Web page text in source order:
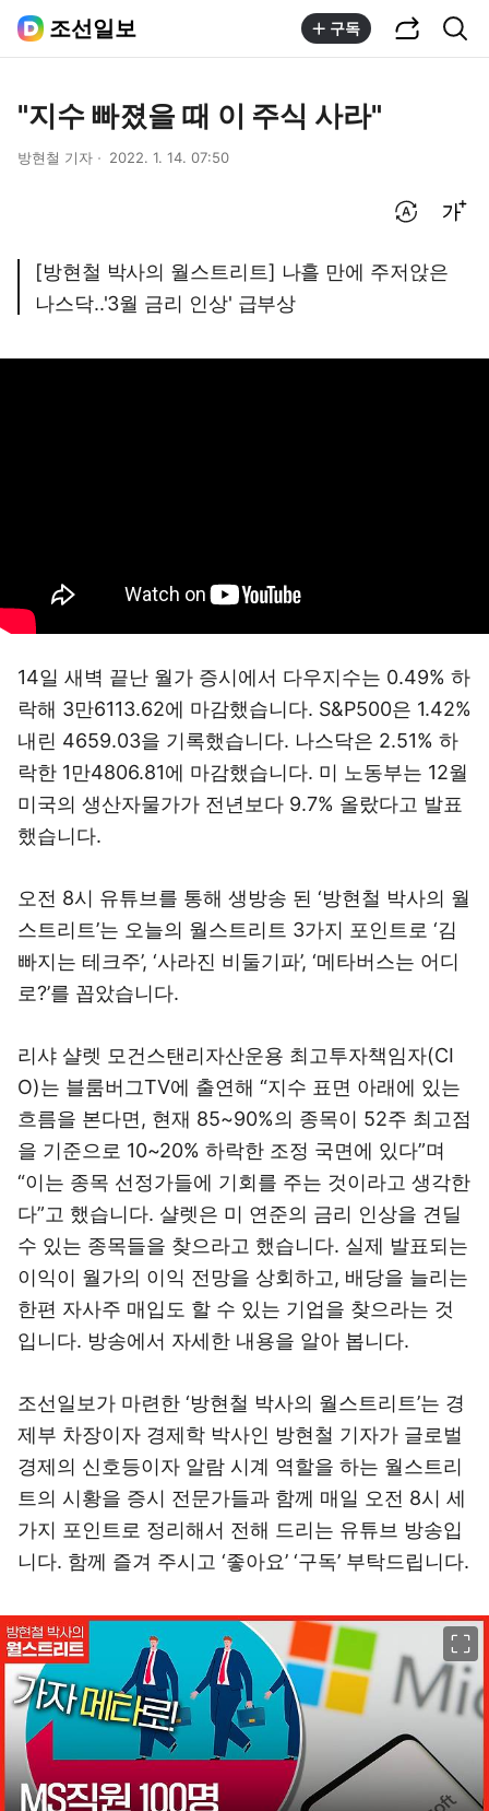
조선일보 구독
"지수 빠졌을 때 이 주식 사라"
방현철 기자 2022. 1. 14. 07:50
[방현철 박사의 월스트리트] 나흘 만에 주저앉은
나스닥..'3월 금리 인상' 급부상
14일 새벽 끝난 월가 증시에서 다우지수는 0.49% 하
락해 3만6113.62에 마감했습니다. S&P500은 1.42%
내린 4659.03을 기록했습니다. 나스닥은 2.51% 하
락한 1만4806.81에 마감했습니다. 미 노동부는 12월
미국의 생산자물가가 전년보다 9.7% 올랐다고 발표
했습니다.
오전 8시 유튜브를 통해 생방송 된 ‘방현철 박사의 월
스트리트’는 오늘의 월스트리트 3가지 포인트로 ‘김
빠지는 테크주’, ‘사라진 비둘기파’, ‘메타버스는 어디
로?’를 꼽았습니다.
리샤 샬렛 모건스탠리자산운용 최고투자책임자(CI
O)는 블룸버그TV에 출연해 “지수 표면 아래에 있는
흐름을 본다면, 현재 85~90%의 종목이 52주 최고점
을 기준으로 10~20% 하락한 조정 국면에 있다”며
“이는 종목 선정가들에 기회를 주는 것이라고 생각한
다”고 했습니다. 샬렛은 미 연준의 금리 인상을 견딜
수 있는 종목들을 찾으라고 했습니다. 실제 발표되는
이익이 월가의 이익 전망을 상회하고, 배당을 늘리는
한편 자사주 매입도 할 수 있는 기업을 찾으라는 것
입니다. 방송에서 자세한 내용을 알아 봅니다.
조선일보가 마련한 ‘방현철 박사의 월스트리트’는 경
제부 차장이자 경제학 박사인 방현철 기자가 글로벌
경제의 신호등이자 알람 시계 역할을 하는 월스트리
트의 시황을 증시 전문가들과 함께 매일 오전 8시 세
가지 포인트로 정리해서 전해 드리는 유튜브 방송입
니다. 함께 즐겨 주시고 ‘좋아요’ ‘구독’ 부탁드립니다.